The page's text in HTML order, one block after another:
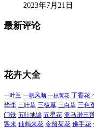
2023年7月21日
最新评论
花卉大全
一叶兰 一帆风顺 一枝黄花 丁香花
华李 三叶草 三棱草 三白草 三色
门铁 五叶地锦 五星花 亚马逊王
客来 仙鹤来花 令箭荷花 佛手花